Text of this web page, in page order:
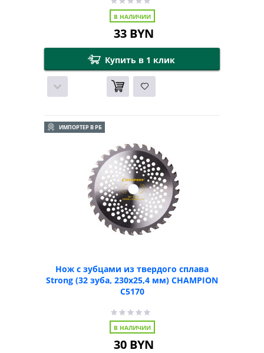
В НАЛИЧИИ
33BYN
Купить в 1 клик
ИМПОРТЕР В РБ
Нож с зубцами из твердого сплава
Strong (32 зуба, 230х25,4 мм) CHAMPION
C5170
В НАЛИЧИИ
30BYN